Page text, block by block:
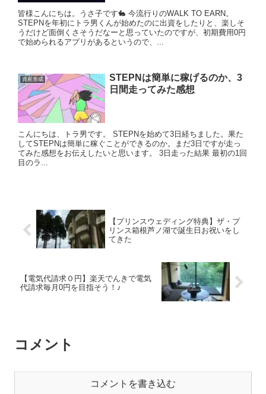
皆様こんにちは。うさ子です🐇 今流行りのWALK TO EARN。
STEPNを年初にトラ男くんが始めたのに出資をしたりと、楽しそ
うだけど面倒くさそうだなーと思っていたのですが、初期費用0円
で始められるアプリがあるというので、...
資産形成
STEPNは簡単に稼げるのか、3
日間走ってみた感想
こんにちは、トラ男です。 STEPNを始めて3日経ちました。果た
してSTEPNは簡単に稼ぐことができるのか。まだ3日ですが走っ
てみた感想をお伝えしたいと思います。 3日走った結果 最初の1回
目のラ...
【プリンスウェディング特典】ザ・プ
リンス箱根芦ノ湖で誕生日お祝いをし
てきた
【電気代請求０円】楽天でんきで電気
代請求毎月0円を目指そう！♪
コメント
コメントを書き込む